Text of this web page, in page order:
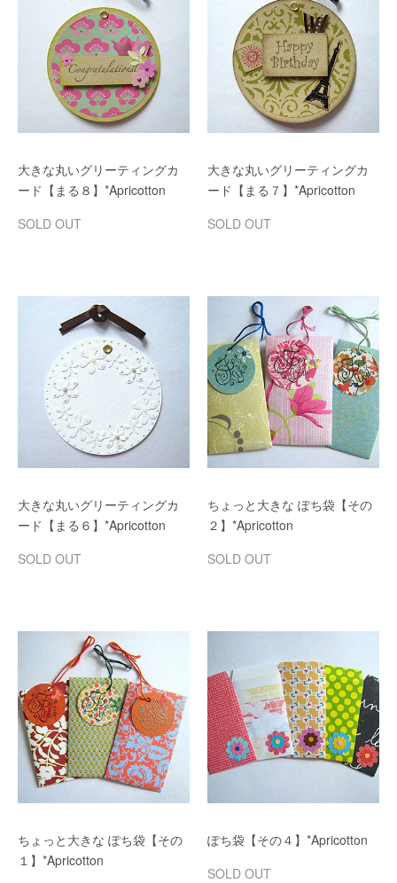
大きな丸いグリーティングカ
ード【まる８】*Apricotton
SOLD OUT
大きな丸いグリーティングカ
ード【まる７】*Apricotton
SOLD OUT
大きな丸いグリーティングカ
ード【まる６】*Apricotton
SOLD OUT
ちょっと大きな ぽち袋【その
２】*Apricotton
SOLD OUT
ちょっと大きな ぽち袋【その
１】*Apricotton
ぽち袋【その４】*Apricotton
SOLD OUT